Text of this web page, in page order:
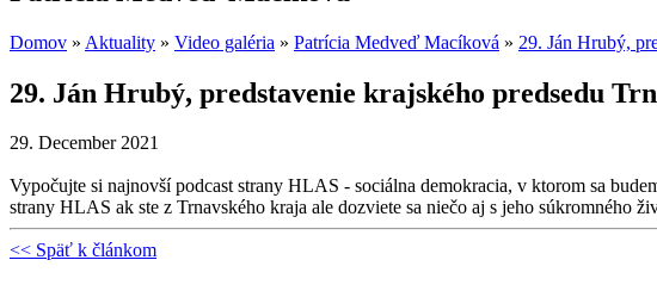
Domov » Aktuality » Video galéria » Patrícia Medveď Macíková » 29. Ján Hrubý,
29. Ján Hrubý, predstavenie krajského predsedu
29. December 2021
Vypočujte si najnovší podcast strany HLAS - sociálna demokracia, v ktorom sa
strany HLAS ak ste z Trnavského kraja ale dozviete sa niečo aj s jeho súkromného
<< Späť k článkom